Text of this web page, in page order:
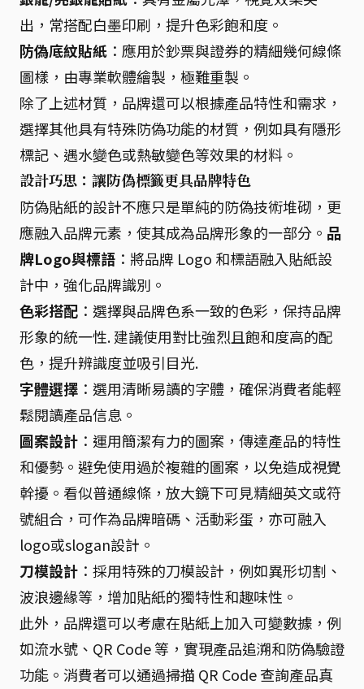
出，常搭配白墨印刷，提升色彩飽和度。
防偽底紋貼紙 ：應用於鈔票與證券的精細幾何線條
圖樣，由專業軟體繪製，極難重製。
除了上述材質，品牌還可以根據產品特性和需求，
選擇其他具有特殊防偽功能的材質，例如具有隱形
標記、遇水變色或熱敏變色等效果的材料。
設計巧思：讓防偽標籤更具品牌特色
防偽貼紙的設計不應只是單純的防偽技術堆砌，更
應融入品牌元素，使其成為品牌形象的一部分。 品
牌Logo與標語 ：將品牌 Logo 和標語融入貼紙設
計中，強化品牌識別。
色彩搭配 ：選擇與品牌色系一致的色彩，保持品牌
形象的統一性. 建議使用對比強烈且飽和度高的配
色，提升辨識度並吸引目光.
字體選擇 ：選用清晰易讀的字體，確保消費者能輕
鬆閱讀產品信息。
圖案設計 ：運用簡潔有力的圖案，傳達產品的特性
和優勢。避免使用過於複雜的圖案，以免造成視覺
幹擾。看似普通線條，放大鏡下可見精細英文或符
號組合，可作為品牌暗碼、活動彩蛋，亦可融入
logo或slogan設計。
刀模設計 ：採用特殊的刀模設計，例如異形切割、
波浪邊緣等，增加貼紙的獨特性和趣味性。
此外，品牌還可以考慮在貼紙上加入可變數據，例
如流水號、QR Code 等，實現產品追溯和防偽驗證
功能。消費者可以通過掃描 QR Code 查詢產品真